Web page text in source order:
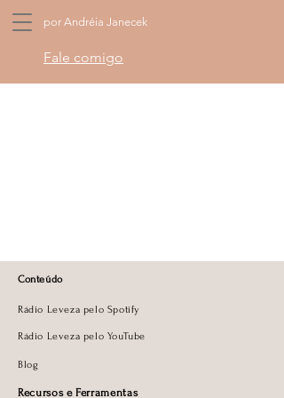
por Andréia Janecek
Fale comigo
Conteúdo
Rádio Leveza pelo Spotify
Rádio Leveza pelo YouTube
Blog
Recursos e Ferramentas